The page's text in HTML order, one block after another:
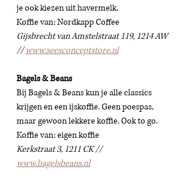
je ook kiezen uit havermelk.
Koffie van: Nordkapp Coffee
Gijsbrecht van Amstelstraat 119, 1214 AW
// www.seesconceptstore.nl
Bagels & Beans
Bij Bagels & Beans kun je alle classics
krijgen en een ijskoffie. Geen poespas,
maar gewoon lekkere koffie. Ook to go.
Koffie van: eigen koffie
Kerkstraat 3, 1211 CK //
www.bagelsbeans.nl